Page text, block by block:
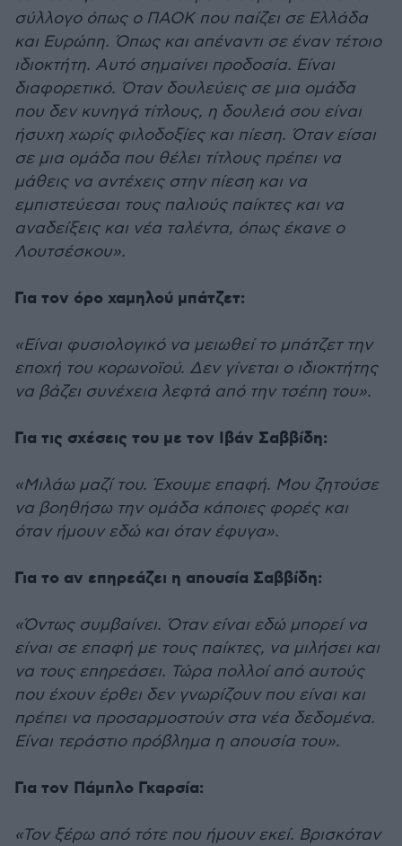
σύλλογο όπως ο ΠΑΟΚ που παίζει σε Ελλάδα
και Ευρώπη. Όπως και απέναντι σε έναν τέτοιο
ιδιοκτήτη. Αυτό σημαίνει προδοσία. Είναι
διαφορετικό. Όταν δουλεύεις σε μια ομάδα
που δεν κυνηγά τίτλους, η δουλειά σου είναι
ήσυχη χωρίς φιλοδοξίες και πίεση. Όταν είσαι
σε μια ομάδα που θέλει τίτλους πρέπει να
μάθεις να αντέχεις στην πίεση και να
εμπιστεύεσαι τους παλιούς παίκτες και να
αναδείξεις και νέα ταλέντα, όπως έκανε ο
Λουτσέσκου».
Για τoν όρο χαμηλού μπάτζετ:
«Είναι φυσιολογικό να μειωθεί το μπάτζετ την
εποχή του κορωνοϊού. Δεν γίνεται ο ιδιοκτήτης
να βάζει συνέχεια λεφτά από την τσέπη του».
Για τις σχέσεις του με τον Ιβάν Σαββίδη:
«Μιλάω μαζί του. Έχουμε επαφή. Μου ζητούσε
να βοηθήσω την ομάδα κάποιες φορές και
όταν ήμουν εδώ και όταν έφυγα».
Για το αν επηρεάζει η απουσία Σαββίδη:
«Όντως συμβαίνει. Όταν είναι εδώ μπορεί να
είναι σε επαφή με τους παίκτες, να μιλήσει και
να τους επηρεάσει. Τώρα πολλοί από αυτούς
που έχουν έρθει δεν γνωρίζουν που είναι και
πρέπει να προσαρμοστούν στα νέα δεδομένα.
Είναι τεράστιο πρόβλημα η απουσία του».
Για τον Πάμπλο Γκαρσία:
«Τον ξέρω από τότε που ήμουν εκεί. Βρισκόταν